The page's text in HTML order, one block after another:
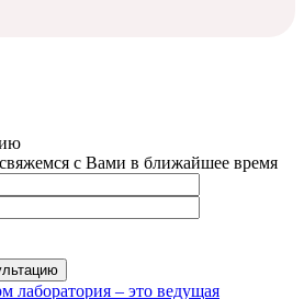
с Вами в ближайшее время